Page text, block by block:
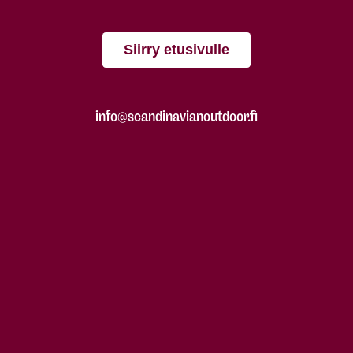
Siirry etusivulle
info@scandinavianoutdoor.fi